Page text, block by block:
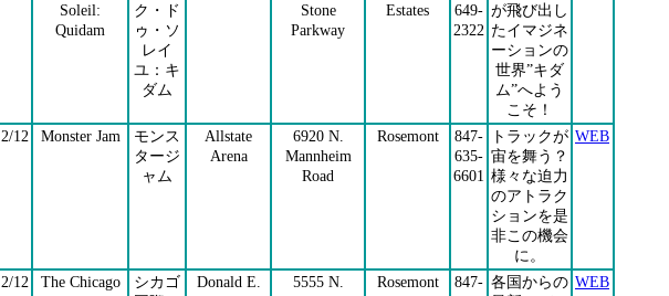
Soleil:
Quidam
ク・ド
ゥ・ソ
レイ
ユ：キ
ダム
Stone
Parkway
Estates
649-
2322
が飛び出し
たイマジネ
ーションの
世界”キダ
ム”へよう
こそ！
2/12 Monster Jam
モンス
タージ
ャム
Allstate
Arena
6920 N.
Mannheim
Road
Rosemont
847-
635-
6601
トラックが
宙を舞う？
様々な迫力
のアトラク
ションを是
非この機会
に。
WEB
2/12
The Chicago
シカゴ
Donald E.
5555 N.
Rosemont
847- 各国からの WEB